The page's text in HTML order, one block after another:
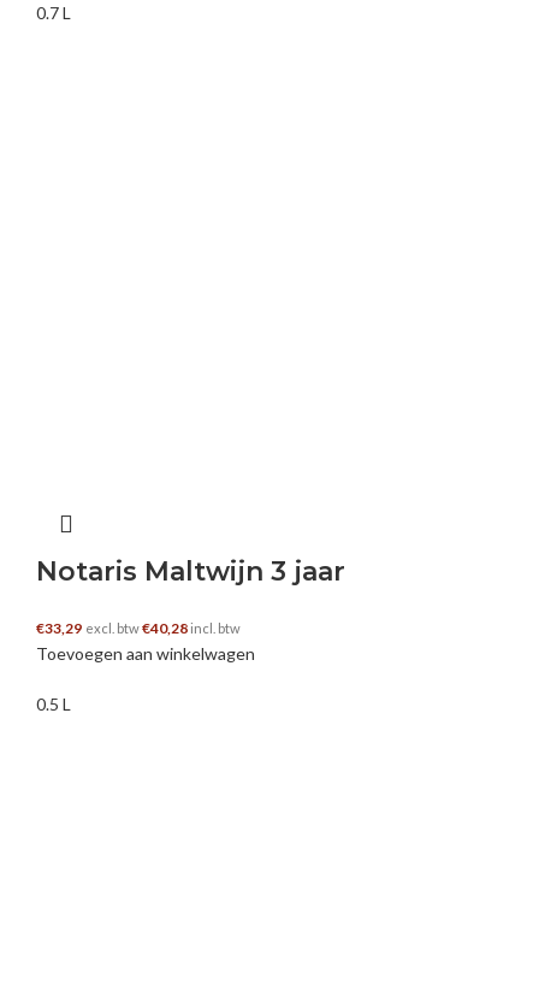
0.7 L
Notaris Maltwijn 3 jaar
€33,29 excl. btw€40,28 incl. btw
Toevoegen aan winkelwagen
0.5 L